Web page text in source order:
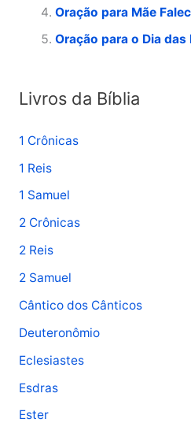
:
Oração para Mãe
Oração para o Dia das
Livros da Bíblia
1 Crônicas
1 Reis
1 Samuel
2 Crônicas
2 Reis
2 Samuel
Cântico dos Cânticos
Deuteronômio
Eclesiastes
Esdras
Ester